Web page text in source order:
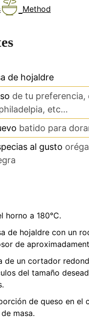
Method
de hojaldre
de tu preferencia,
etc…
batido para
al gusto
horno a 180°C.
de hojaldre con un
de
de un cortador
del tamaño
de queso en el
masa.